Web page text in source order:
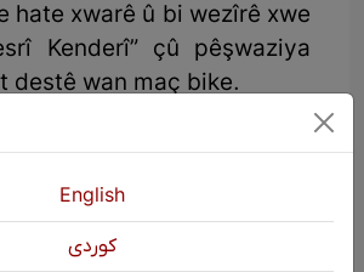
hate xwarê û bi wezîrê xwe
Kenderî” çû pêşwaziya
destê wan maç bike.
English
كوردی